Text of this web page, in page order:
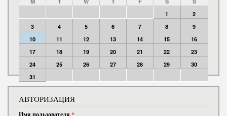
1
2
3
4 5 6 7 8
9
10
11 12 13 14 15
16
17
18 19 20 21 22
23
24
25 26 27 28 29
30
31
АВТОРИЗАЦИЯ
Имя пользователя *